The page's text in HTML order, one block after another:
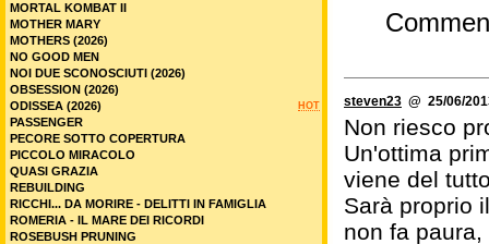
steven23 @ 25/06/
Non riesco
Un'ottima
viene del
Sarà proprio
non fa
MORTAL KOMBAT II
MOTHER MARY
MOTHERS (2026)
NO GOOD MEN
NOI DUE SCONOSCIUTI (2026)
OBSESSION (2026)
HOT
ODISSEA (2026)
PASSENGER
PECORE SOTTO COPERTURA
PICCOLO MIRACOLO
QUASI GRAZIA
REBUILDING
RICCHI... DA MORIRE - DELITTI IN FAMIGLIA
ROMERIA - IL MARE DEI RICORDI
ROSEBUSH PRUNING